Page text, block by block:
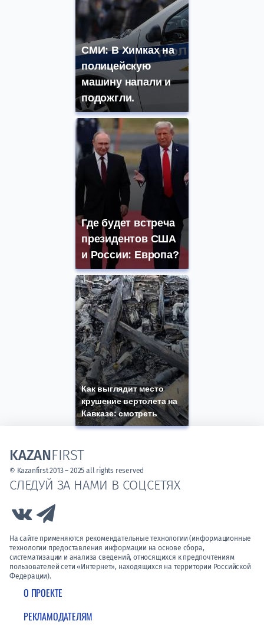
СМИ: В Химках на
полицейскую
машину напали и
подожгли.
Где будет встреча
президентов США
и России: Европа?
Как выглядит место
крушение вертолета на
Кавказе: смотреть
О ПРОЕКТЕ
РЕКЛАМОДАТЕЛЯМ
СЛЕДУЙ ЗА НАМИ В СОЦСЕТЯХ
Link to Vk
На сайте применяются рекомендательные технологии (информационные
технологии предоставления информации на основе сбора,
систематизации и анализа сведений, относящихся к предпочтениям
пользователей сети «Интернет», находящихся на территории Российской
Федерации).
KAZANFIRST
© Kazanfirst 2013 – 2025 all rights reserved